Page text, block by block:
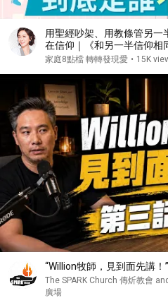
用聖經吵架、用教條管另一
在信仰｜《和另一半信仰相
#李協聰 #Steven #陸明君
家庭8點檔 轉轉發現愛 • 15K
“Willion牧師，見到面先講！
The SPARK Church 傳炘教會
廣場